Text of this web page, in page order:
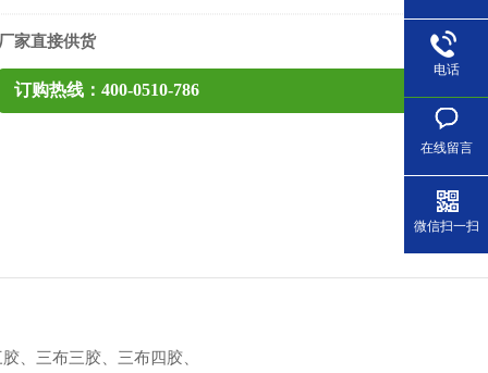
家直接供货
订购热线：400-0510-786
、三布三胶、三布四胶、
电话
在线留言
微信扫一扫